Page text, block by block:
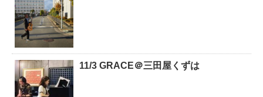
11/3 GRACE＠三田屋くずは